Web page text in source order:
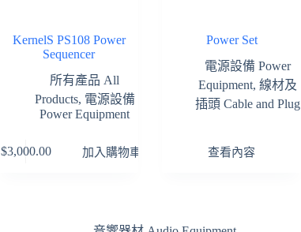
KernelS PS108 Power
Sequencer
所有產品 All
Products, 電源設備
Power Equipment
$3,000.00 加入購物車
Power Set
電源設備 Power
Equipment, 線材及
插頭 Cable and Plug
查看內容